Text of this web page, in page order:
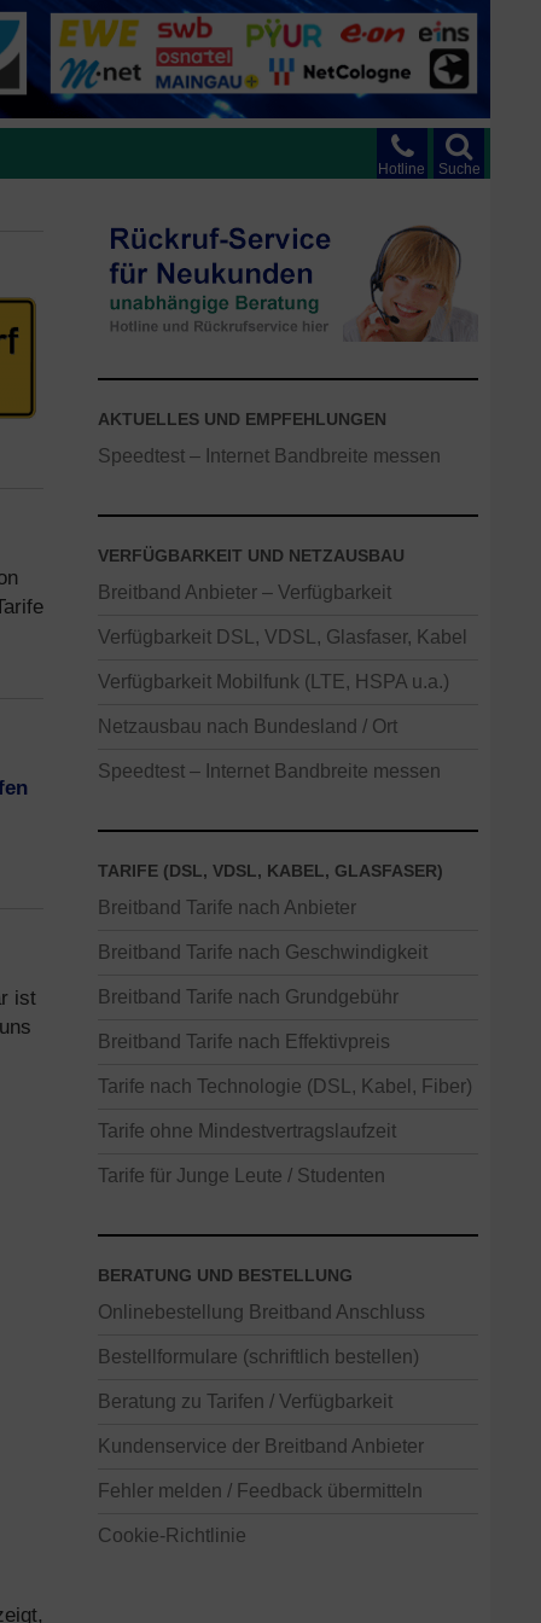
Suche
Hotline
ist
AKTUELLES UND EMPFEHLUNGEN
Speedtest – Internet Bandbreite messen
VERFÜGBARKEIT UND NETZAUSBAU
Breitband Anbieter – Verfügbarkeit
Verfügbarkeit DSL, VDSL, Glasfaser, Kabel
Verfügbarkeit Mobilfunk (LTE, HSPA u.a.)
Netzausbau nach Bundesland / Ort
Speedtest – Internet Bandbreite messen
TARIFE (DSL, VDSL, KABEL, GLASFASER)
Breitband Tarife nach Anbieter
Breitband Tarife nach Geschwindigkeit
Breitband Tarife nach Grundgebühr
Breitband Tarife nach Effektivpreis
Tarife nach Technologie (DSL, Kabel, Fiber)
Tarife ohne Mindestvertragslaufzeit
Tarife für Junge Leute / Studenten
BERATUNG UND BESTELLUNG
Onlinebestellung Breitband Anschluss
Bestellformulare (schriftlich bestellen)
Beratung zu Tarifen / Verfügbarkeit
Kundenservice der Breitband Anbieter
Fehler melden / Feedback übermitteln
Cookie-Richtlinie